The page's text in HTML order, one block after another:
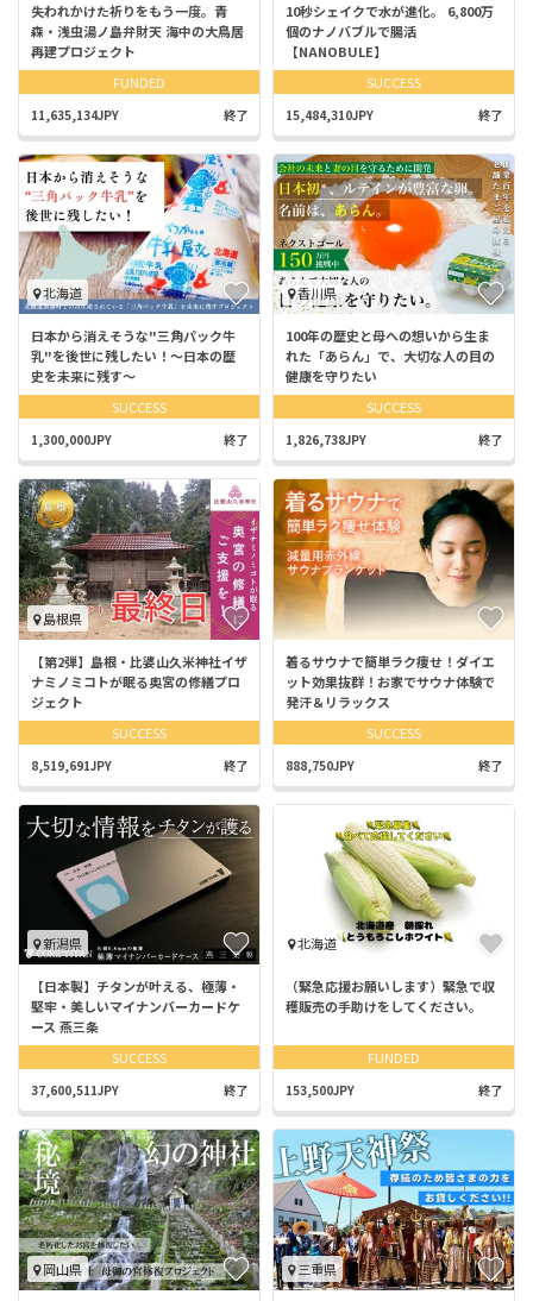
失われかけた祈りをもう一度。青
森・浅虫湯ノ島弁財天 海中の大鳥居
再建プロジェクト
FUNDED
11,635,134JPY 終了
10秒シェイクで水が進化。 6,800万
個のナノバブルで腸活
【NANOBULE】
SUCCESS
15,484,310JPY 終了
北海道
日本から消えそうな"三角パック牛
乳"を後世に残したい！〜日本の歴
史を未来に残す〜
SUCCESS
1,300,000JPY 終了
香川県
100年の歴史と母への想いから生ま
れた「あらん」で、大切な人の目の
健康を守りたい
SUCCESS
1,826,738JPY 終了
島根県
【第2弾】島根・比婆山久米神社イザ
ナミノミコトが眠る奥宮の修繕プロ
ジェクト
SUCCESS
8,519,691JPY 終了
着るサウナで簡単ラク痩せ！ダイエ
ット効果抜群！お家でサウナ体験で
発汗＆リラックス
SUCCESS
888,750JPY 終了
新潟県
【日本製】チタンが叶える、極薄・
堅牢・美しいマイナンバーカードケ
ース 燕三条
SUCCESS
37,600,511JPY 終了
北海道
（緊急応援お願いします）緊急で収
穫販売の手助けをしてください。
FUNDED
153,500JPY 終了
岡山県 三重県